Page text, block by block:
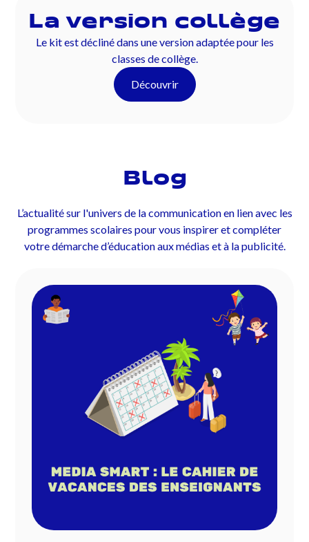
La version collège
Le kit est décliné dans une version adaptée pour les
classes de collège.
Découvrir
Blog
L’actualité sur l'univers de la communication en lien avec les
programmes scolaires pour vous inspirer et compléter
votre démarche d’éducation aux médias et à la publicité.